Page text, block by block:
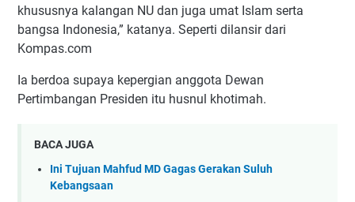
khususnya kalangan NU dan juga umat Islam serta
bangsa Indonesia,” katanya. Seperti dilansir dari
Kompas.com
Ia berdoa supaya kepergian anggota Dewan
Pertimbangan Presiden itu husnul khotimah.
BACA JUGA
Ini Tujuan Mahfud MD Gagas Gerakan Suluh
Kebangsaan